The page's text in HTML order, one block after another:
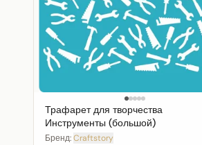
Трафарет для творчества
Инструменты (большой)
Бренд:Craftstory